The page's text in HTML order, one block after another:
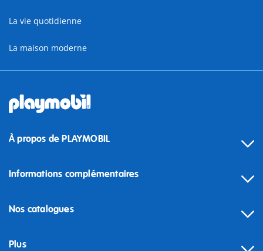
La vie quotidienne
La maison moderne
À propos de PLAYMOBIL
Informations complémentaires
Nos catalogues
Plus